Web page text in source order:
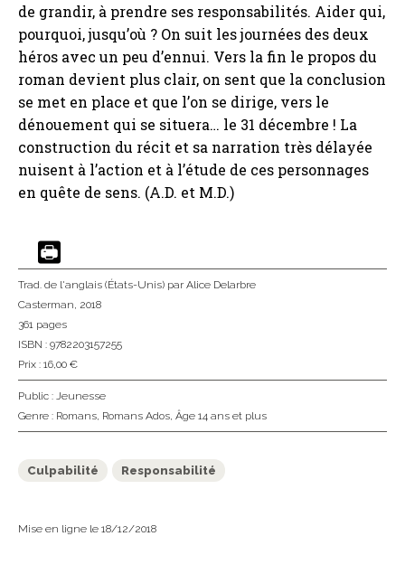
de grandir, à prendre ses responsabilités. Aider qui,
pourquoi, jusqu’où ? On suit les journées des deux
héros avec un peu d’ennui. Vers la fin le propos du
roman devient plus clair, on sent que la conclusion
se met en place et que l’on se dirige, vers le
dénouement qui se situera… le 31 décembre ! La
construction du récit et sa narration très délayée
nuisent à l’action et à l’étude de ces personnages
en quête de sens. (A.D. et M.D.)
Trad. de l'anglais (États-Unis) par Alice Delarbre
Casterman, 2018
361 pages
ISBN : 9782203157255
Prix : 16,00 €
Public : Jeunesse
Genre : Romans, Romans Ados, Âge 14 ans et plus
Culpabilité Responsabilité
Mise en ligne le 18/12/2018